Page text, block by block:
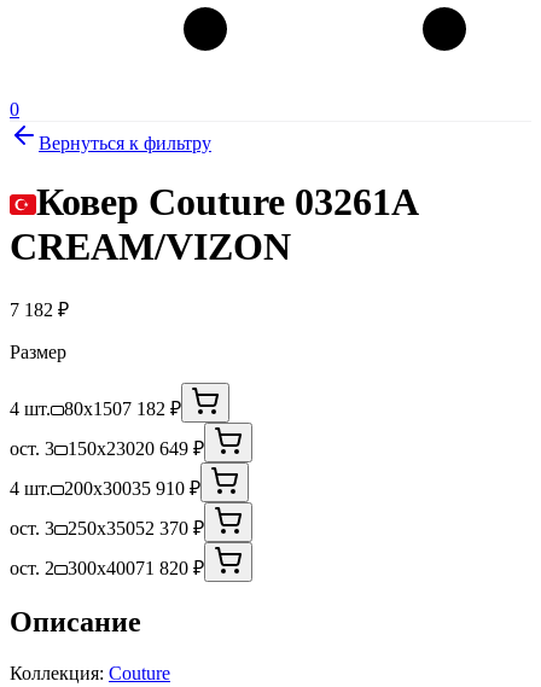
0
Вернуться к фильтру
Ковер Couture 03261A
CREAM/VIZON
7 182 ₽
Размер
4 шт. 80x1507 182 ₽
ост. 3
150x23020 649 ₽
4 шт.
200x30035 910 ₽
ост. 3
250x35052 370 ₽
ост. 2
300x40071 820 ₽
Описание
Коллекция: Couture